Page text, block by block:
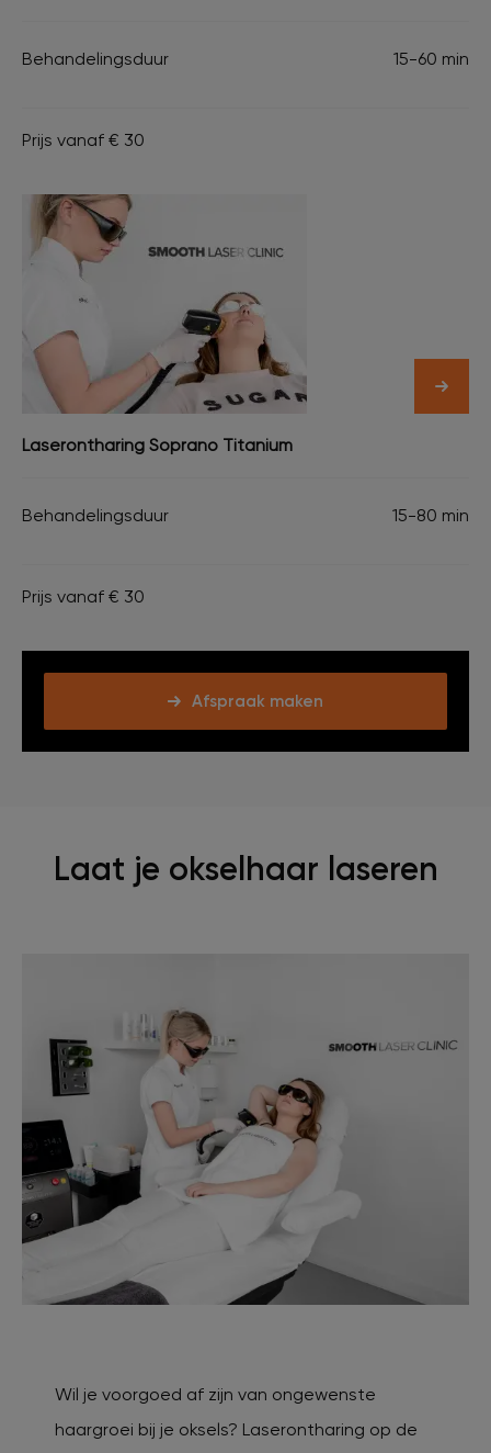
Behandelingsduur 15-60 min
Prijs vanaf € 30
Laserontharing Soprano Titanium
Behandelingsduur 15-80 min
Prijs vanaf € 30
Afspraak maken
Laat je okselhaar laseren
Wil je voorgoed af zijn van ongewenste
haargroei bij je oksels? Laserontharing op de